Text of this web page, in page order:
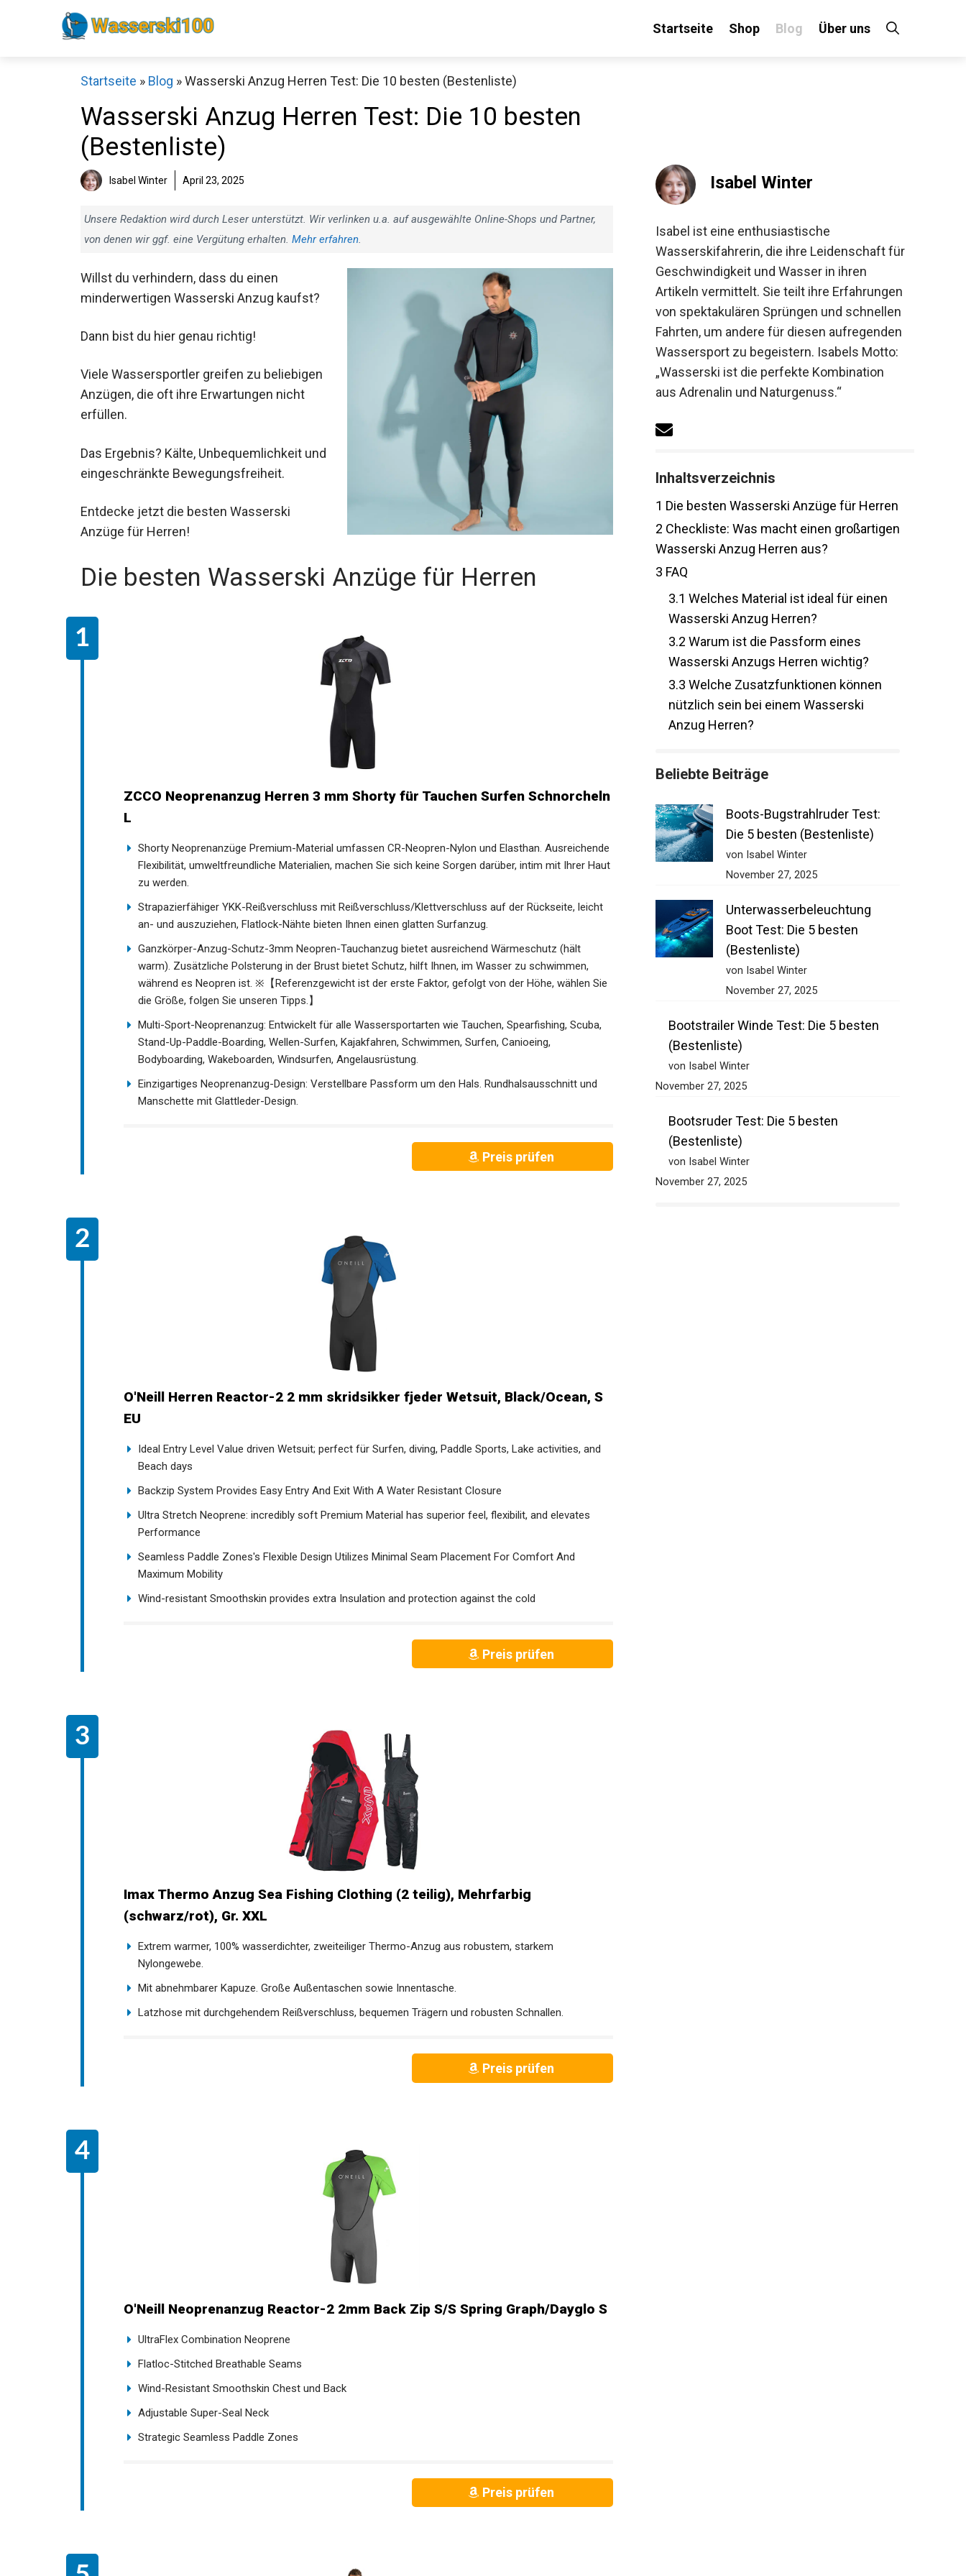
Startseite Shop Blog Über uns
Startseite » Blog »Wasserski Anzug Herren Test: Die 10 besten (Bestenliste)
Wasserski Anzug Herren Test: Die 10 besten
(Bestenliste)
Isabel Winter April 23, 2025
Unsere Redaktion wird durch Leser unterstützt. Wir verlinken u.a. auf ausgewählte Online-Shops und Partner,
von denen wir ggf. eine Vergütung erhalten. Mehr erfahren.
Willst du verhindern, dass du einen
minderwertigen Wasserski Anzug kaufst?
Dann bist du hier genau richtig!
Viele Wassersportler greifen zu beliebigen
Anzügen, die oft ihre Erwartungen nicht
erfüllen.
Das Ergebnis? Kälte, Unbequemlichkeit und
eingeschränkte Bewegungsfreiheit.
Entdecke jetzt die besten Wasserski
Anzüge für Herren!
Die besten Wasserski Anzüge für Herren
ZCCO Neoprenanzug Herren 3 mm Shorty für Tauchen Surfen Schnorcheln
L
Shorty Neoprenanzüge Premium-Material umfassen CR-Neopren-Nylon und Elasthan. Ausreichende
Flexibilität, umweltfreundliche Materialien, machen Sie sich keine Sorgen darüber, intim mit Ihrer Haut
zu werden.
Strapazierfähiger YKK-Reißverschluss mit Reißverschluss/Klettverschluss auf der Rückseite, leicht
an- und auszuziehen, Flatlock-Nähte bieten Ihnen einen glatten Surfanzug.
Ganzkörper-Anzug-Schutz-3mm Neopren-Tauchanzug bietet ausreichend Wärmeschutz (hält
warm). Zusätzliche Polsterung in der Brust bietet Schutz, hilft Ihnen, im Wasser zu schwimmen,
während es Neopren ist. ※【Referenzgewicht ist der erste Faktor, gefolgt von der Höhe, wählen Sie
die Größe, folgen Sie unseren Tipps.】
Multi-Sport-Neoprenanzug: Entwickelt für alle Wassersportarten wie Tauchen, Spearfishing, Scuba,
Stand-Up-Paddle-Boarding, Wellen-Surfen, Kajakfahren, Schwimmen, Surfen, Canioeing,
Bodyboarding, Wakeboarden, Windsurfen, Angelausrüstung.
Einzigartiges Neoprenanzug-Design: Verstellbare Passform um den Hals. Rundhalsausschnitt und
Manschette mit Glattleder-Design.
Preis prüfen
O'Neill Herren Reactor-2 2 mm skridsikker fjeder Wetsuit, Black/Ocean, S
EU
Ideal Entry Level Value driven Wetsuit; perfect für Surfen, diving, Paddle Sports, Lake activities, and
Beach days
Backzip System Provides Easy Entry And Exit With A Water Resistant Closure
Ultra Stretch Neoprene: incredibly soft Premium Material has superior feel, flexibilit, and elevates
Performance
Seamless Paddle Zones's Flexible Design Utilizes Minimal Seam Placement For Comfort And
Maximum Mobility
Wind-resistant Smoothskin provides extra Insulation and protection against the cold
Preis prüfen
Imax Thermo Anzug Sea Fishing Clothing (2 teilig), Mehrfarbig
(schwarz/rot), Gr. XXL
Extrem warmer, 100% wasserdichter, zweiteiliger Thermo-Anzug aus robustem, starkem
Nylongewebe.
Mit abnehmbarer Kapuze. Große Außentaschen sowie Innentasche.
Latzhose mit durchgehendem Reißverschluss, bequemen Trägern und robusten Schnallen.
Preis prüfen
O'Neill Neoprenanzug Reactor-2 2mm Back Zip S/S Spring Graph/Dayglo S
UltraFlex Combination Neoprene
Flatloc-Stitched Breathable Seams
Wind-Resistant Smoothskin Chest und Back
Adjustable Super-Seal Neck
Strategic Seamless Paddle Zones
Preis prüfen
Isabel Winter
Isabel ist eine enthusiastische
Wasserskifahrerin, die ihre Leidenschaft für
Geschwindigkeit und Wasser in ihren
Artikeln vermittelt. Sie teilt ihre Erfahrungen
von spektakulären Sprüngen und schnellen
Fahrten, um andere für diesen aufregenden
Wassersport zu begeistern. Isabels Motto:
„Wasserski ist die perfekte Kombination
aus Adrenalin und Naturgenuss.“
Inhaltsverzeichnis
1 Die besten Wasserski Anzüge für Herren
2 Checkliste: Was macht einen großartigen
Wasserski Anzug Herren aus?
3 FAQ
3.1 Welches Material ist ideal für einen
Wasserski Anzug Herren?
3.2 Warum ist die Passform eines
Wasserski Anzugs Herren wichtig?
3.3 Welche Zusatzfunktionen können
nützlich sein bei einem Wasserski
Anzug Herren?
Beliebte Beiträge
Boots-Bugstrahlruder Test:
Die 5 besten (Bestenliste)
von Isabel Winter
November 27, 2025
Unterwasserbeleuchtung
Boot Test: Die 5 besten
(Bestenliste)
von Isabel Winter
November 27, 2025
Bootstrailer Winde Test: Die 5 besten
(Bestenliste)
von Isabel Winter
November 27, 2025
Bootsruder Test: Die 5 besten
(Bestenliste)
von Isabel Winter
November 27, 2025